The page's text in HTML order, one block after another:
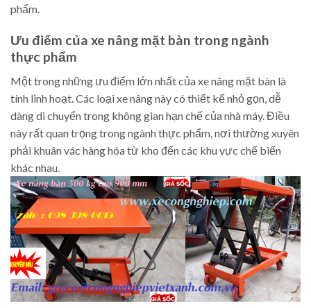
phẩm.
Ưu điểm của xe nâng mặt bàn trong ngành
thực phẩm
Một trong những ưu điểm lớn nhất của xe nâng mặt bàn là
tính linh hoạt. Các loại xe nâng này có thiết kế nhỏ gọn, dễ
dàng di chuyển trong không gian hạn chế của nhà máy. Điều
này rất quan trọng trong ngành thực phẩm, nơi thường xuyên
phải khuân vác hàng hóa từ kho đến các khu vực chế biến
khác nhau.